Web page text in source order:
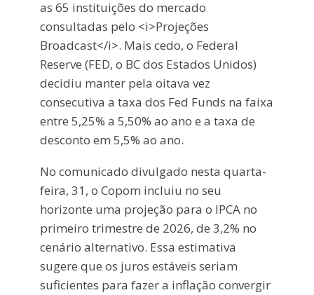
as 65 instituições do mercado
consultadas pelo <i>Projeções
Broadcast</i>. Mais cedo, o Federal
Reserve (FED, o BC dos Estados Unidos)
decidiu manter pela oitava vez
consecutiva a taxa dos Fed Funds na faixa
entre 5,25% a 5,50% ao ano e a taxa de
desconto em 5,5% ao ano.
No comunicado divulgado nesta quarta-
feira, 31, o Copom incluiu no seu
horizonte uma projeção para o IPCA no
primeiro trimestre de 2026, de 3,2% no
cenário alternativo. Essa estimativa
sugere que os juros estáveis seriam
suficientes para fazer a inflação convergir